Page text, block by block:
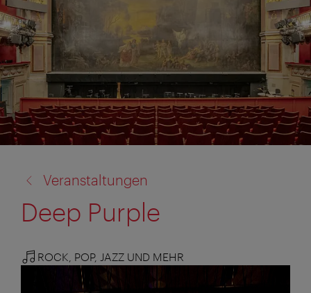
zu:
Veranstaltungen
Deep Purple
ROCK, POP, JAZZ UND MEHR